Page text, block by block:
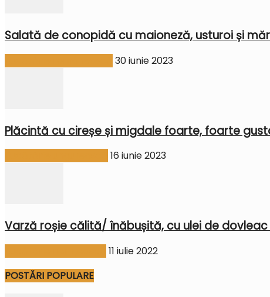
Salată de conopidă cu maioneză, usturoi și
30 iunie 2023
Plăcintă cu cireșe și migdale foarte, foarte
16 iunie 2023
Varză roșie călită/ înăbușită, cu ulei de dovleac
11 iulie 2022
POSTĂRI POPULARE